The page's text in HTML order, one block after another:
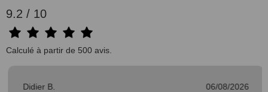
9.2 / 10
Calculé à partir de 500 avis.
Didier B. 06/08/2026